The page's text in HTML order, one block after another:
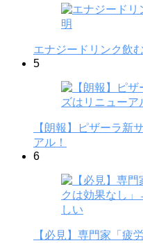
エナジードリンク飲
5
【朗報】ピザーラ新
アル！
6
【必見】専門家「疲